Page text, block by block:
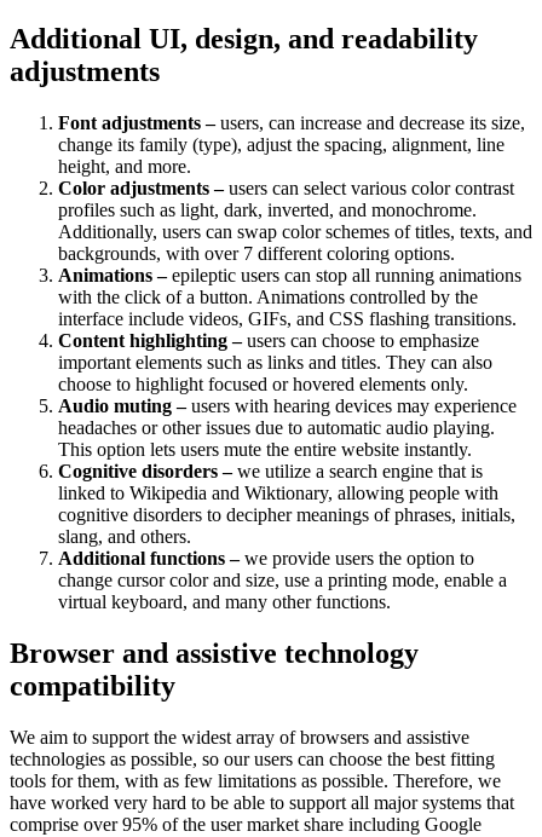
Additional UI, design, and readability
adjustments
Font adjustments –users, can increase and decrease its size,
change its family (type), adjust the spacing, alignment, line
height, and more.
Color adjustments –users can select various color contrast
profiles such as light, dark, inverted, and monochrome.
Additionally, users can swap color schemes of titles, texts, and
backgrounds, with over 7 different coloring options.
Animations –epileptic users can stop all running animations
with the click of a button. Animations controlled by the
interface include videos, GIFs, and CSS flashing transitions.
Content highlighting –users can choose to emphasize
important elements such as links and titles. They can also
choose to highlight focused or hovered elements only.
Audio muting –users with hearing devices may experience
headaches or other issues due to automatic audio playing.
This option lets users mute the entire website instantly.
Cognitive disorders –we utilize a search engine that is
linked to Wikipedia and Wiktionary, allowing people with
cognitive disorders to decipher meanings of phrases, initials,
slang, and others.
Additional functions –we provide users the option to
change cursor color and size, use a printing mode, enable a
virtual keyboard, and many other functions.
Browser and assistive technology
compatibility
We aim to support the widest array of browsers and assistive
technologies as possible, so our users can choose the best fitting
tools for them, with as few limitations as possible. Therefore, we
have worked very hard to be able to support all major systems that
comprise over 95% of the user market share including Google